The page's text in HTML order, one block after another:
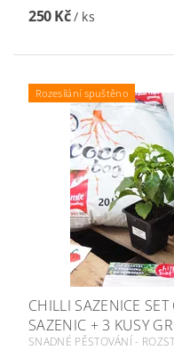
250 Kč/ ks
Rozesílání spuštěno
CHILLI SAZENICE
SAZENIC + 3 KUSY
SNADNÉ PĚSTOVÁNÍ -